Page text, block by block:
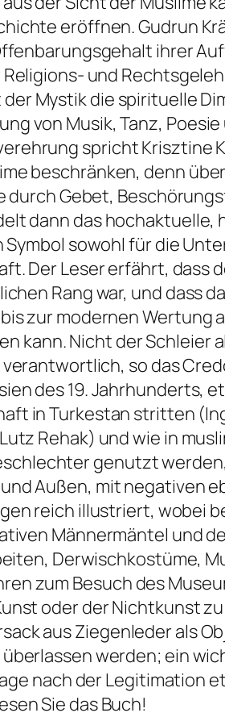
eröffnen. Gudrun
ihrer
und
Mystik die spirituelle
von Musik, Tanz,
spricht Krisztine
beschränken, denn
Gebet,
dann das
sowohl für die
Der Leser erfährt, dass
Rang war, und dass
zur modernen
kann. Nicht der Schleier
so das
des 19. Jahrhunderts,
in Turkestan stritten
Rehak) und wie in
genutzt
Außen, mit negativen
reich illustriert, wobei
Männermäntel und
Derwischkostüme,
zum Besuch des
oder der Nichtkunst
aus Ziegenleder als
werden; ein
nach der Legitimation
Sie das Buch!